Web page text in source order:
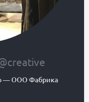
—ООО Фабрика